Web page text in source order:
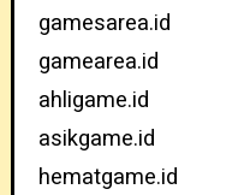
gamesarea.id
gamearea.id
ahligame.id
asikgame.id
hematgame.id